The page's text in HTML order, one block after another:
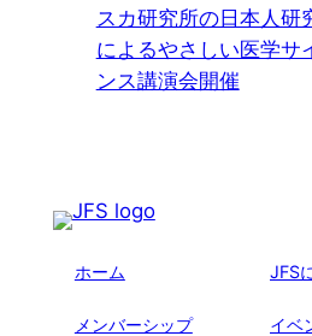
スカ研究所の日本人研
によるやさしい医学サ
ンス講演会開催
ホーム
メンバーシップ
JFS
イベ